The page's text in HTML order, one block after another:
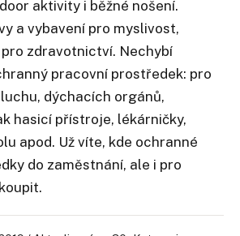
aktivity i běžné nošení.
a vybavení pro myslivost,
zdravotnictví. Nechybí
pracovní prostředek: pro
dýchacích orgánů,
hasicí přístroje, lékárničky,
apod. Už víte, kde ochranné
do zaměstnání, ale i pro